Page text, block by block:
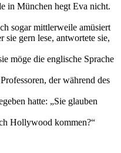
in München hegt Eva nicht.
sogar mittlerweile amüsiert
gern lese, antwortete sie,
möge die englische Sprache
der während des
hatte: „Sie glauben
Hollywood kommen?“